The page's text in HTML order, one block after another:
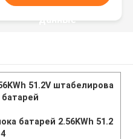
данные
51.2V штабелирова
батарей 2.56KWh 51.2